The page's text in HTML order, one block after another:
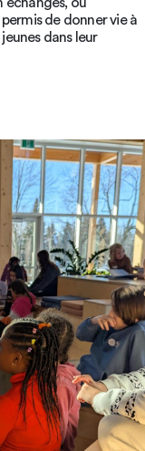
de donner vie à
dans leur